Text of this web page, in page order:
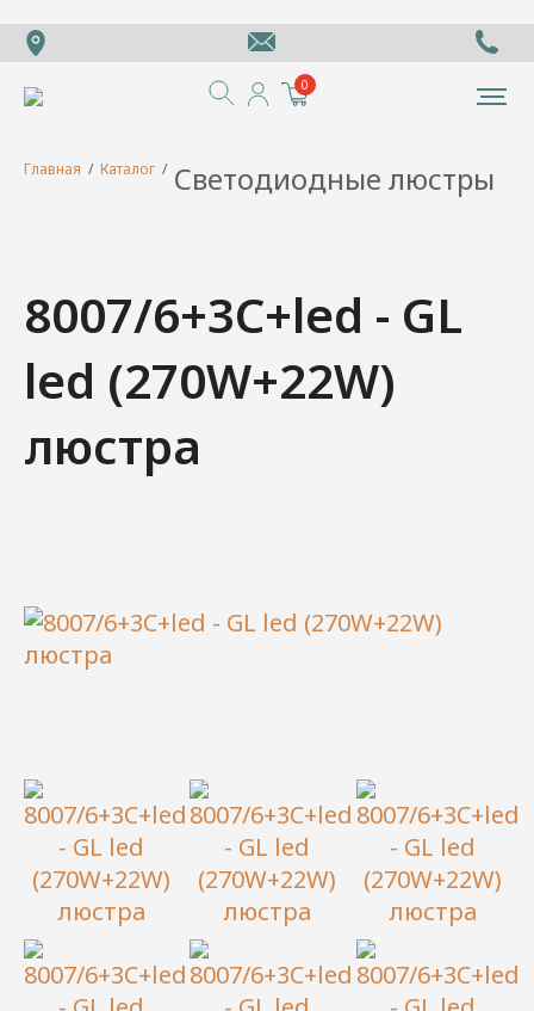
0
Главная / Каталог / Светодиодные люстры
8007/6+3C+led - GL
led (270W+22W)
люстра